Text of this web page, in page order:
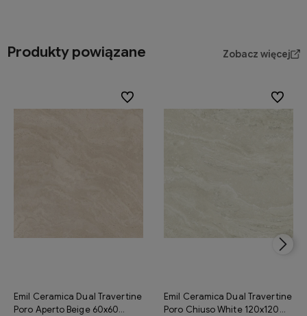
Produkty powiązane Zobacz więcej
Emil Ceramica Dual Travertine
Poro Aperto Beige 60x60
Do ulubionych
Emil Ceramica Dual Travertine
Poro Chiuso White 120x120
Do